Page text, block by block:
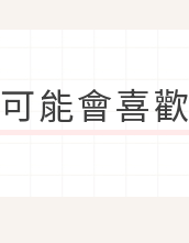
能會喜歡